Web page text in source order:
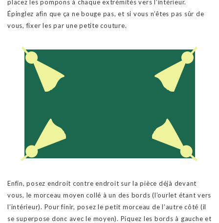
placez les pompons à chaque extrémités vers l’intérieur.
Épinglez afin que ça ne bouge pas, et si vous n’êtes pas sûr de
vous, fixer les par une petite couture.
Enfin, posez endroit contre endroit sur la pièce déjà devant
vous, le morceau moyen collé à un des bords (l’ourlet étant vers
l’intérieur). Pour finir, posez le petit morceau de l’autre côté (il
se superpose donc avec le moyen). Piquez les bords à gauche et